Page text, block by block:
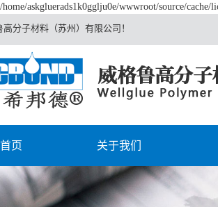
askgluerads1k0gglju0e/wwwroot/source/
分子材料（苏州）有限公司！
页 关于我们